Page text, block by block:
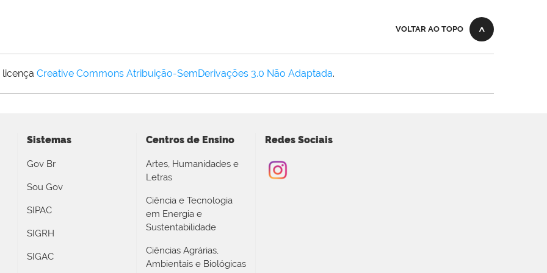
VOLTAR AO TOPO
Creative Commons Atribuição-SemDerivações 3.0 Não Adaptada.
Sistemas
Gov Br
Sou Gov
SIPAC
SIGRH
SIGAC
Centros de Ensino
Artes, Humanidades e
Letras
Ciência e Tecnologia
em Energia e
Sustentabilidade
Ciências Agrárias,
Ambientais e Biológicas
Redes Sociais